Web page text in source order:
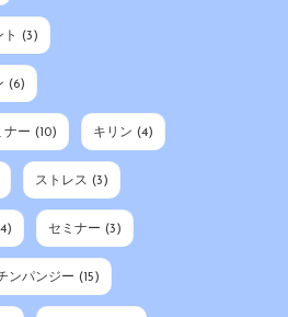
(3)
(6)
ナー (10) キリン (4)
ストレス (3)
セミナー (3)
ンパンジー (15)